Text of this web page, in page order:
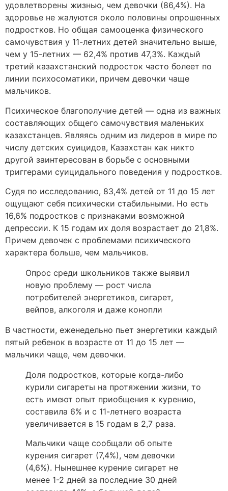
удовлетворены жизнью, чем девочки (86,4%). На
здоровье не жалуются около половины опрошенных
подростков. Но общая самооценка физического
самочувствия у 11-летних детей значительно выше,
чем у 15-летних — 62,4% против 47,3%. Каждый
третий казахстанский подросток часто болеет по
линии психосоматики, причем девочки чаще
мальчиков.
Психическое благополучие детей — одна из важных
составляющих общего самочувствия маленьких
казахстанцев. Являясь одним из лидеров в мире по
числу детских суицидов, Казахстан как никто
другой заинтересован в борьбе с основными
триггерами суицидального поведения у подростков.
Судя по исследованию, 83,4% детей от 11 до 15 лет
ощущают себя психически стабильными. Но есть
16,6% подростков с признаками возможной
депрессии. К 15 годам их доля возрастает до 21,8%.
Причем девочек с проблемами психического
характера больше, чем мальчиков.
Опрос среди школьников также выявил
новую проблему — рост числа
потребителей энергетиков, сигарет,
вейпов, алкоголя и даже конопли
В частности, еженедельно пьет энергетики каждый
пятый ребенок в возрасте от 11 до 15 лет —
мальчики чаще, чем девочки.
Доля подростков, которые когда-либо
курили сигареты на протяжении жизни, то
есть имеют опыт приобщения к курению,
составила 6% и с 11-летнего возраста
увеличивается в 15 годам в 2,7 раза.
Мальчики чаще сообщали об опыте
курения сигарет (7,4%), чем девочки
(4,6%). Нынешнее курение сигарет не
менее 1-2 дней за последние 30 дней